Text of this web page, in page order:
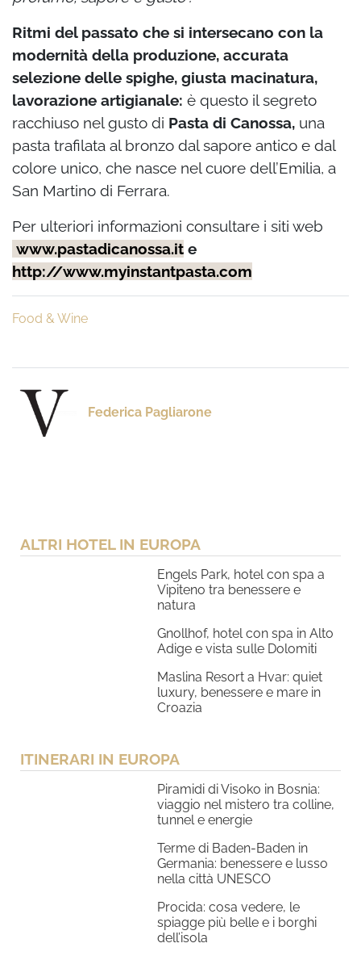
Ritmi del passato che si intersecano con la
modernità della produzione, accurata
selezione delle spighe, giusta macinatura,
lavorazione artigianale: è questo il segreto
racchiuso nel gusto di Pasta di Canossa, una
pasta trafilata al bronzo dal sapore antico e dal
colore unico, che nasce nel cuore dell’Emilia, a
San Martino di Ferrara.
Per ulteriori informazioni consultare i siti web
www.pastadicanossa.it e
http://www.myinstantpasta.com
Food & Wine
Federica Pagliarone
ALTRI HOTEL IN EUROPA
Engels Park, hotel con spa a
Vipiteno tra benessere e
natura
Gnollhof, hotel con spa in Alto
Adige e vista sulle Dolomiti
Maslina Resort a Hvar: quiet
luxury, benessere e mare in
Croazia
ITINERARI IN EUROPA
Piramidi di Visoko in Bosnia:
viaggio nel mistero tra colline,
tunnel e energie
Terme di Baden-Baden in
Germania: benessere e lusso
nella città UNESCO
Procida: cosa vedere, le
spiagge più belle e i borghi
dell’isola